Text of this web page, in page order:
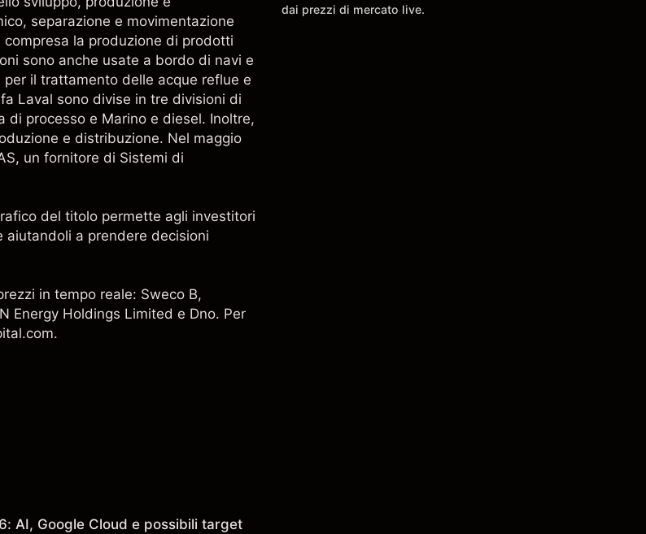
separazione e movimentazione
la produzione di prodotti
sono anche usate a bordo di navi e
il trattamento delle acque reflue e
Laval sono divise in tre divisioni di
di processo e Marino e diesel. Inoltre,
e distribuzione. Nel maggio
un fornitore di Sistemi di
del titolo permette agli investitori
aiutandoli a prendere decisioni
in tempo reale: Sweco B,
Energy Holdings Limited e Dno. Per
AI, Google Cloud e possibili target
dai prezzi di mercato live.